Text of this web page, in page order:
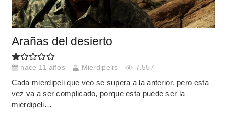
Arañas del desierto
hace 11 años Mierdipelis 7.557
Cada mierdipeli que veo se supera a la anterior, pero esta
vez va a ser complicado, porque esta puede ser la
mierdipeli…